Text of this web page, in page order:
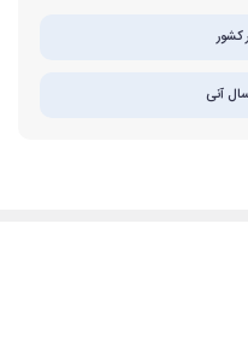
کشور
آنی